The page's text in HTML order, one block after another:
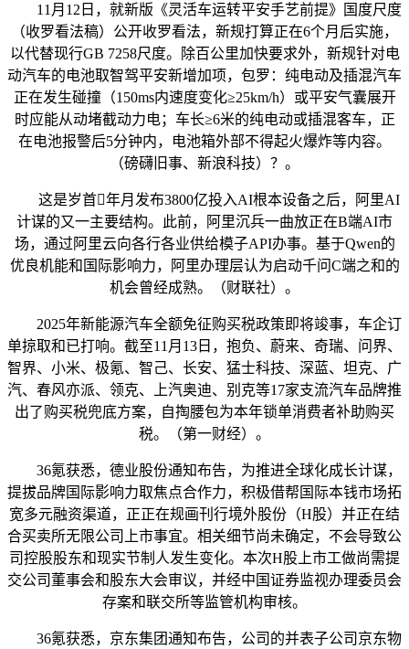
11月12日，就新版《灵活车运转平安手艺前提》国度尺度
（收罗看法稿）公开收罗看法，新规打算正在6个月后实施，
以代替现行GB 7258尺度。除百公里加快要求外，新规针对电
动汽车的电池取智驾平安新增加项，包罗：纯电动及插混汽车
正在发生碰撞（150ms内速度变化≥25km/h）或平安气囊展开
时应能从动堵截动力电；车长≥6米的纯电动或插混客车，正
在电池报警后5分钟内，电池箱外部不得起火爆炸等内容。
（磅礴旧事、新浪科技）？。
这是岁首年月发布3800亿投入AI根本设备之后，阿里AI
计谋的又一主要结构。此前，阿里沉兵一曲放正在B端AI市
场，通过阿里云向各行各业供给模子API办事。基于Qwen的
优良机能和国际影响力，阿里办理层认为启动千问C端之和的
机会曾经成熟。（财联社）。
2025年新能源汽车全额免征购买税政策即将竣事，车企订
单掠取和已打响。截至11月13日，抱负、蔚来、奇瑞、问界、
智界、小米、极氪、智己、长安、猛士科技、深蓝、坦克、广
汽、春风亦派、领克、上汽奥迪、别克等17家支流汽车品牌推
出了购买税兜底方案，自掏腰包为本年锁单消费者补助购买
税。（第一财经）。
36氪获悉，德业股份通知布告，为推进全球化成长计谋，
提拔品牌国际影响力取焦点合作力，积极借帮国际本钱市场拓
宽多元融资渠道，正正在规画刊行境外股份（H股）并正在结
合买卖所无限公司上市事宜。相关细节尚未确定，不会导致公
司控股股东和现实节制人发生变化。本次H股上市工做尚需提
交公司董事会和股东大会审议，并经中国证券监视办理委员会
存案和联交所等监管机构审核。
36氪获悉，京东集团通知布告，公司的并表子公司京东物